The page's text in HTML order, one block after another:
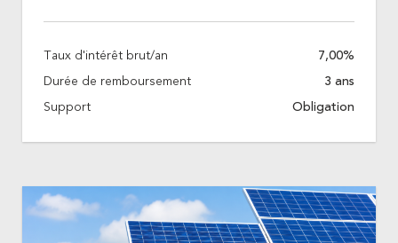
Taux d'intérêt brut/an 7,00%
Durée de remboursement 3 ans
Support Obligation